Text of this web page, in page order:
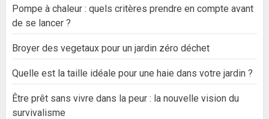
Pompe à chaleur : quels critères prendre en compte avant
de se lancer ?
Broyer des vegetaux pour un jardin zéro déchet
Quelle est la taille idéale pour une haie dans votre jardin ?
Être prêt sans vivre dans la peur : la nouvelle vision du
survivalisme